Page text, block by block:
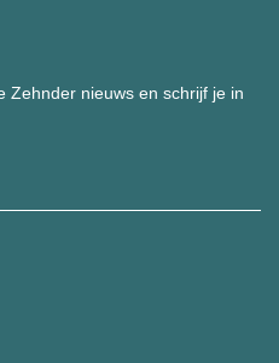
Zehnder nieuws en schrijf je in